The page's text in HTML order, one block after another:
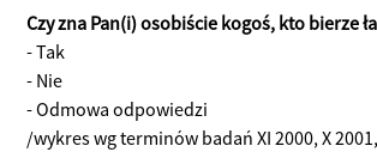
Czy zna Pan(i) osobiście kogoś, kto bierze
- Tak
- Nie
- Odmowa odpowiedzi
/wykres wg terminów badań XI 2000, X